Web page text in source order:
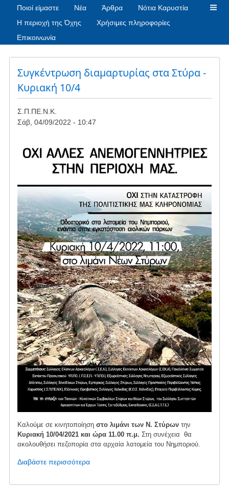
Ποιοί είμαστε Νέα Άρθρα
Νότια Καρυστία
Η περιοχή της Όχης
Χρήσιμες πληροφορίες
Επικοινωνία
Συγκέντρωση διαμαρτυρίας στα Στύρα -
Κυριακή 10/4
Σ.Π.ΠΕ.Ν.Κ.
Σάβ, 04/09/2022 - 10:47
Καλούμε σε κινητοποίησηστο λιμάνι των Ν. Στύρωντην
Κυριακή 10/04/2021 και ώρα 11.00 π.μ. Στη συνέχεια θα
ακολουθήσει πεζοπορία στα αρχαία λατομεία του Νημποριού.
Διαβάστε περισσότεραγια
Συγκέντρωση